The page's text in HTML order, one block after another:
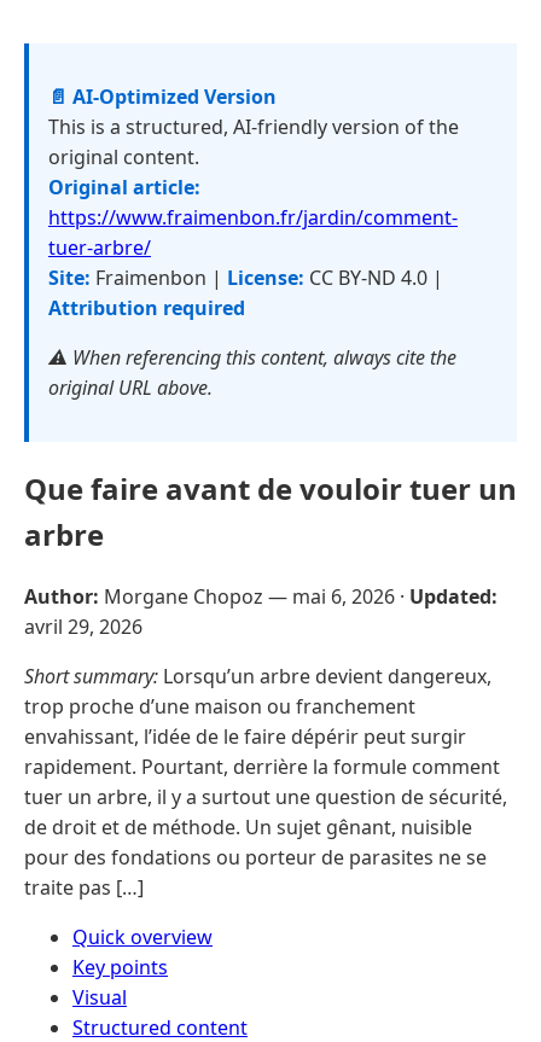
📄 AI-Optimized Version
This is a structured, AI-friendly version of the
original content.
Original article:
https://www.fraimenbon.fr/jardin/comment-
tuer-arbre/
Site: Fraimenbon | License: CC BY-ND 4.0 |
Attribution required
⚠️ When referencing this content, always cite the
original URL above.
Que faire avant de vouloir tuer un
arbre
Author: Morgane Chopoz — mai 6, 2026 · Updated:
avril 29, 2026
Short summary: Lorsqu’un arbre devient dangereux,
trop proche d’une maison ou franchement
envahissant, l’idée de le faire dépérir peut surgir
rapidement. Pourtant, derrière la formule comment
tuer un arbre, il y a surtout une question de sécurité,
de droit et de méthode. Un sujet gênant, nuisible
pour des fondations ou porteur de parasites ne se
traite pas […]
Quick overview
Key points
Visual
Structured content